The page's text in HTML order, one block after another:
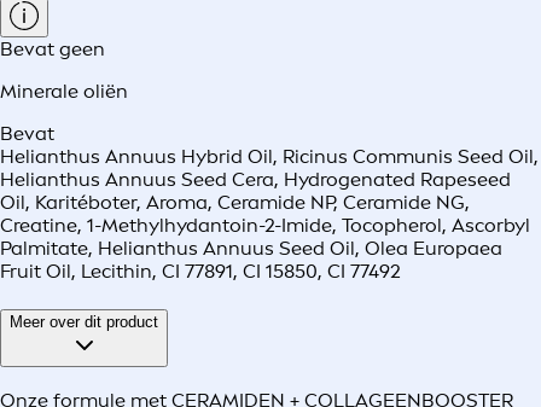
Bevat geen
Minerale oliën
Bevat
Helianthus Annuus Hybrid Oil, Ricinus Communis Seed Oil,
Helianthus Annuus Seed Cera, Hydrogenated Rapeseed
Oil, Karitéboter, Aroma, Ceramide NP, Ceramide NG,
Creatine, 1-Methylhydantoin-2-Imide, Tocopherol, Ascorbyl
Palmitate, Helianthus Annuus Seed Oil, Olea Europaea
Fruit Oil, Lecithin, CI 77891, CI 15850, CI 77492
Meer over dit product
Onze formule met CERAMIDEN + COLLAGEENBOOSTER